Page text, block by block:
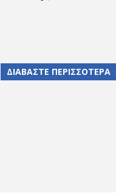
ΔΙΑΒΑΣΤΕ ΠΕΡΙΣΣΟΤΕΡΑ